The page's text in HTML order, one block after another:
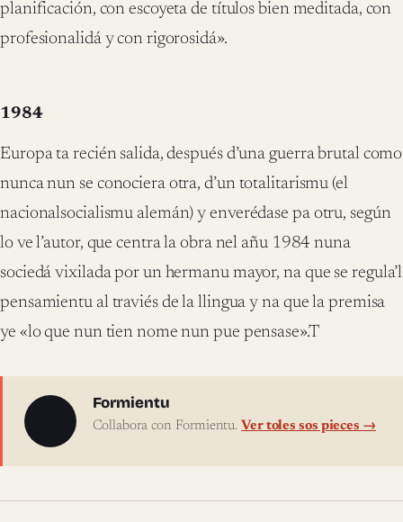
planificación, con escoyeta de títulos bien meditada, con
profesionalidá y con rigorosidá».
1984
Europa ta recién salida, después d’una guerra brutal como
nunca nun se conociera otra, d’un totalitarismu (el
nacionalsocialismu alemán) y enverédase pa otru, según
lo ve l’autor, que centra la obra nel añu 1984 nuna
sociedá vixilada por un hermanu mayor, na que se regula’l
pensamientu al traviés de la llingua y na que la premisa
ye «lo que nun tien nome nun pue pensase».T
Sobre l'autor
Formientu
Collabora con Formientu.Ver toles sos pieces →